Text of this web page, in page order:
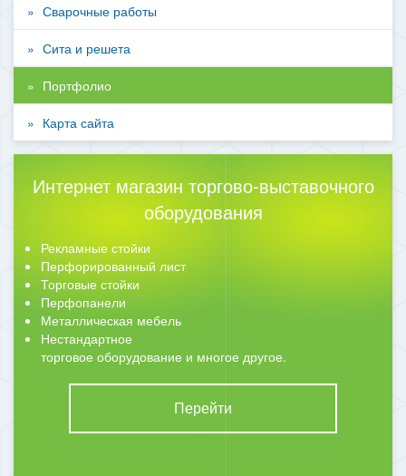
Сварочные работы
Сита и решета
Портфолио
Карта сайта
Интернет магазин торгово-выставочного
оборудования
Рекламные стойки
Перфорированный лист
Торговые стойки
Перфопанели
Металлическая мебель
Нестандартное
торговое оборудование и многое другое.
Перейти